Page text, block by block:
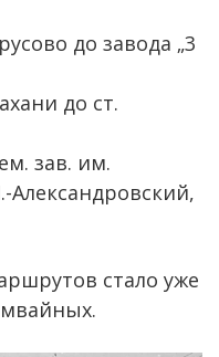
до завода „3
до ст.
зав. им.
Александровский,
стало уже